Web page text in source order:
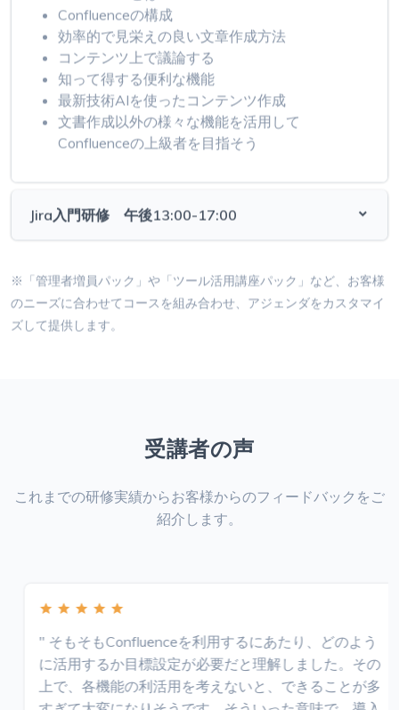
効率的で見栄えの良い文章作成方法
コンテンツ上で議論する
知って得する便利な機能
最新技術AIを使ったコンテンツ作成
文書作成以外の様々な機能を活用して
Confluenceの上級者を目指そう
のニーズに合わせてコースを組み合わせ、アジェンダをカスタマイ
ズして提供します。
受講者の声
これまでの研修実績からお客様からのフィードバックをご
紹介します。
" そもそもConfluenceを利用するにあたり、どのよう
に活用するか目標設定が必要だと理解しました。その
上で、各機能の利活用を考えないと、できることが多